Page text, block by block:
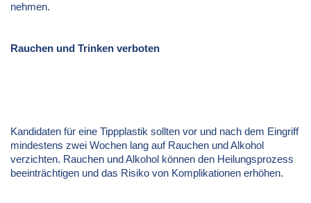
nehmen.
Rauchen und Trinken verboten
Kandidaten für eine Tippplastik sollten vor und nach dem Eingriff
mindestens zwei Wochen lang auf Rauchen und Alkohol
verzichten. Rauchen und Alkohol können den Heilungsprozess
beeinträchtigen und das Risiko von Komplikationen erhöhen.